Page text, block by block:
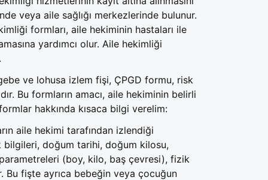
veya aile sağlığı merkezlerinde bulunur.
formları, aile hekiminin hastaları ile
yardımcı olur. Aile hekimliği
ve lohusa izlem fişi, ÇPGD formu, risk
Bu formların amacı, aile hekiminin belirli
hakkında kısaca bilgi verelim:
aile hekimi tarafından izlendiği
doğum tarihi, doğum kilosu,
parametreleri (boy, kilo, baş çevresi), fizik
Bu fişte ayrıca bebeğin veya çocuğun